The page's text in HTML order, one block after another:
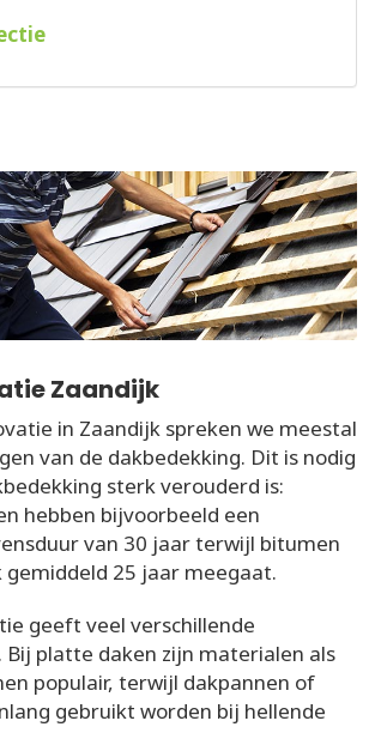
Zaandijk
in Zaandijk spreken we meestal
van de dakbedekking. Dit is nodig
sterk verouderd is:
hebben bijvoorbeeld een
van 30 jaar terwijl bitumen
gemiddeld 25 jaar meegaat.
geeft veel verschillende
Bij platte daken zijn materialen als
populair, terwijl dakpannen of
gebruikt worden bij hellende